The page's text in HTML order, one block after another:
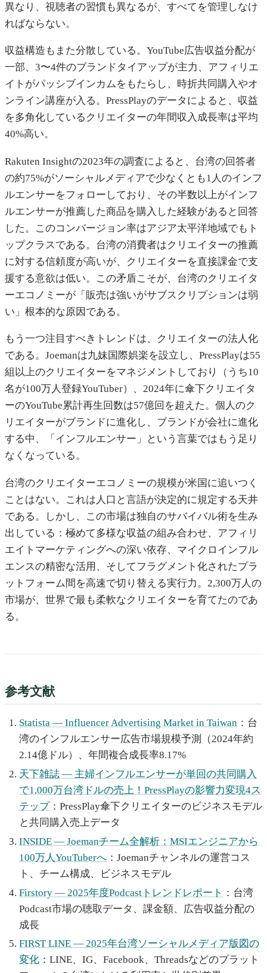
異なり、視聴者の習慣も異なるが、すべてを管理しなけ
ればならない。
収益構造もまた分散している。YouTube広告収益分配が
一部、3〜4件のブランドタイアップが主力、アフィリエ
イトがパッシブインカムをもたらし、時折共同購入やオ
ンライン講座が入る。PressPlayのデータによると、収益
を多角化しているクリエイターの年間収入成長率は平均
40%高い。
Rakuten Insightの2023年の調査によると、台湾の回答者
の約75%がソーシャルメディアで少なくとも1人のインフ
ルエンサーをフォローしており、その半数以上がインフ
ルエンサーが推薦した商品を購入した経験があると回答
した。このコンバージョン率はアジア太平洋地域でもト
ップクラスである。台湾の消費者はクリエイターの推薦
に対する信頼度が高いが、クリエイターを直接課金で支
援する意欲は低い。この矛盾こそが、台湾のクリエイタ
ーエコノミーが「販売は強いがサブスクリプションは弱
い」根本的な原因である。
もう一つ注目すべきトレンドは、クリエイターの法人化
である。Joemanは九妹国際娯楽を設立し、PressPlayは55
組以上のクリエイターをマネジメントしており（うち10
名が100万人登録YouTuber）、2024年に傘下クリエイタ
ーのYouTube累計再生回数は57億回を超えた。個人のク
リエイターがブランドに進化し、ブランドが会社に進化
する中、「インフルエンサー」という言葉ではもう足り
なくなっている。
台湾のクリエイターエコノミーの規模が米国に追いつく
ことはない。これは人口と言語が決定的に規定する天井
である。しかし、この市場は独自のサバイバル術を生み
出している：極めて多様な収益の組み合わせ、アフィリ
エイトマーケティングへの深い依存、マイクロインフル
エンスの精密な活用、そしてフラグメント化されたプラ
ットフォーム間を高速で切り替える実行力。2,300万人の
市場が、世界で最も柔軟なクリエイターを育てたのであ
る。
参考文献
Statista — Influencer Advertising Market in Taiwan ：台
湾のインフルエンサー広告市場規模予測（2024年約
2.14億ドル）、年間複合成長率8.17%
天下雑誌 — 主婦インフルエンサーが単回の共同購入
で1,000万台湾ドルの売上！PressPlayの影響力変現4ス
テップ：PressPlay傘下クリエイターのビジネスモデル
と共同購入売上データ
INSIDE — Joemanチーム全解析：MSIエンジニアから
100万人YouTuberへ ：Joemanチャンネルの運営コス
ト、チーム構成、ビジネスモデル
Firstory — 2025年度Podcastトレンドレポート ：台湾
Podcast市場の聴取データ、課金額、広告収益分配の
成長
FIRST LINE — 2025年台湾ソーシャルメディア版図の
変化 ：LINE、IG、Facebook、Threadsなどのプラット